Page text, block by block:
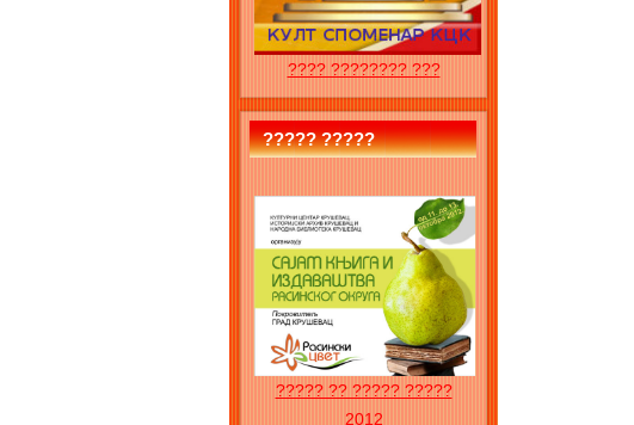
???? ???????? ???
????? ?????
????? ?? ????? ?????
2012